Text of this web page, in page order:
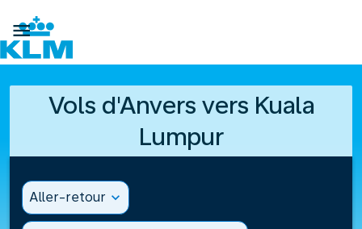

Vols d'Anvers vers Kuala
Lumpur
Aller-retour expand_more